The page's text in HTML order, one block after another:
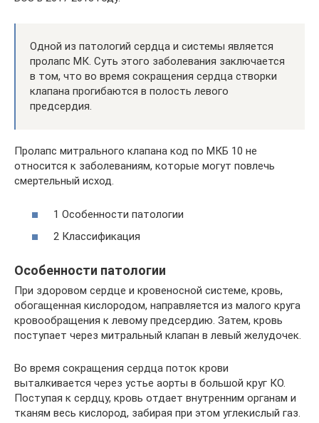
Одной из патологий сердца и системы является
пролапс МК. Суть этого заболевания заключается
в том, что во время сокращения сердца створки
клапана прогибаются в полость левого
предсердия.
Пролапс митрального клапана код по МКБ 10 не
относится к заболеваниям, которые могут повлечь
смертельный исход.
1 Особенности патологии
2 Классификация
Особенности патологии
При здоровом сердце и кровеносной системе, кровь,
обогащенная кислородом, направляется из малого круга
кровообращения к левому предсердию. Затем, кровь
поступает через митральный клапан в левый желудочек.
Во время сокращения сердца поток крови
выталкивается через устье аорты в большой круг КО.
Поступая к сердцу, кровь отдает внутренним органам и
тканям весь кислород, забирая при этом углекислый газ.